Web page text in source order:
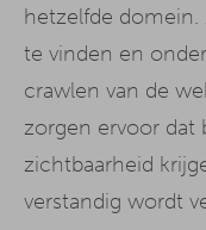
hetzelfde domein.
te vinden en
crawlen van de
zorgen ervoor dat
zichtbaarheid
verstandig wordt